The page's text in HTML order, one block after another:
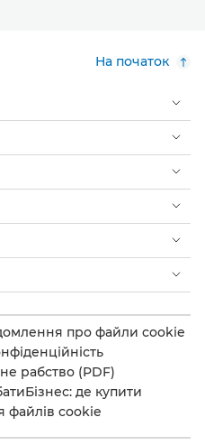
На початок
про файли cookie
рабство (PDF)
Бізнес: де купити
файлів cookie